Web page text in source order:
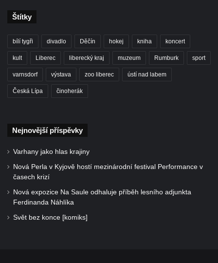
Štítky
bílí tygři divadlo Děčín hokej kniha koncert
kult Liberec liberecký kraj muzeum Rumburk sport
varnsdorf výstava zoo liberec ústí nad labem
Česká Lípa činoherák
Nejnovější příspěvky
Varhany jako hlas krajiny
Nová Perla v Kyjově hostí mezinárodní festival Performance v
časech krizí
Nová expozice Na Saule odhaluje příběh lesního adjunkta
Ferdinanda Náhlíka
Svět bez konce [komiks]